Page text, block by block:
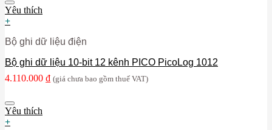
Yêu thích
+
Bộ ghi dữ liệu điện
Bộ ghi dữ liệu 10-bit 12 kênh PICO PicoLog 1012
4.110.000 ₫ (giá chưa bao gồm thuế VAT)
Yêu thích
+